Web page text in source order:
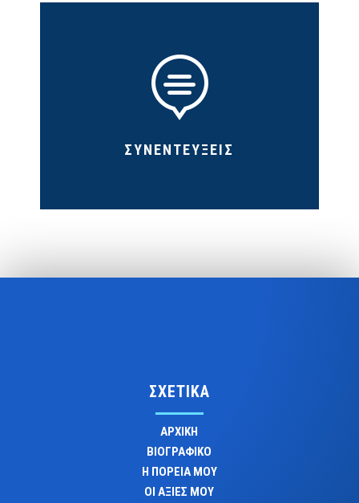

ΣΥΝΕΝΤΕΥΞΕΙΣ
ΣΧΕΤΙΚΑ
ΑΡΧΙΚΗ
ΒΙΟΓΡΑΦΙΚΟ
Η ΠΟΡΕΙΑ ΜΟΥ
ΟΙ ΑΞΙΕΣ ΜΟΥ